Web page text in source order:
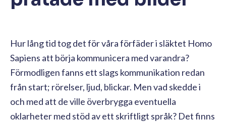
Hur lång tid tog det för våra förfäder i släktet Homo
Sapiens att börja kommunicera med varandra?
Förmodligen fanns ett slags kommunikation redan
från start; rörelser, ljud, blickar. Men vad skedde i
och med att de ville överbrygga eventuella
oklarheter med stöd av ett skriftligt språk? Det finns